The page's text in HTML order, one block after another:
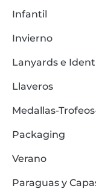
Infantil
Invierno
Lanyards e
Llaveros
Medallas-
Packaging
Verano
Paraguas y